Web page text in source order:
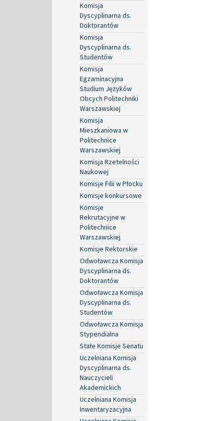
Komisja
Dyscyplinarna ds.
Doktorantów
Komisja
Dyscyplinarna ds.
Studentów
Komisja
Egzaminacyjna
Studium Języków
Obcych Politechniki
Warszawskiej
Komisja
Mieszkaniowa w
Politechnice
Warszawskiej
Komisja Rzetelności
Naukowej
Komisje Filii w Płocku
Komisje konkursowe
Komisje
Rekrutacyjne w
Politechnice
Warszawskiej
Komisje Rektorskie
Odwoławcza Komisja
Dyscyplinarna ds.
Doktorantów
Odwoławcza Komisja
Dyscyplinarna ds.
Studentów
Odwoławcza Komisja
Stypendialna
Stałe Komisje Senatu
Uczelniana Komisja
Dyscyplinarna ds.
Nauczycieli
Akademickich
Uczelniana Komisja
Inwentaryzacyjna